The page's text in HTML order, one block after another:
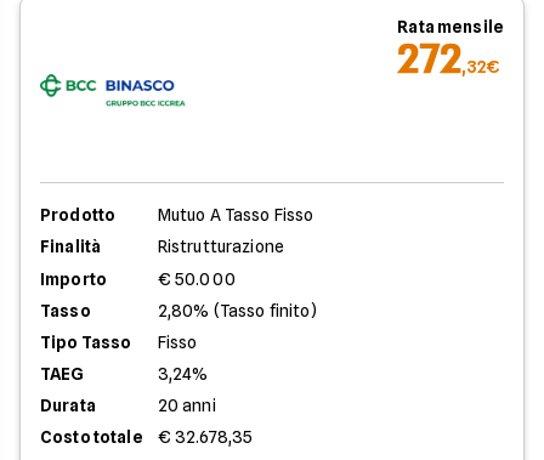
Rata mensile
272,32€
Prodotto
Mutuo A Tasso Fisso
Finalità
Ristrutturazione
Importo
€ 50.000
Tasso
2,80% (Tasso finito)
Tipo Tasso
Fisso
TAEG
3,24%
Durata
20 anni
Costo totale
€ 32.678,35